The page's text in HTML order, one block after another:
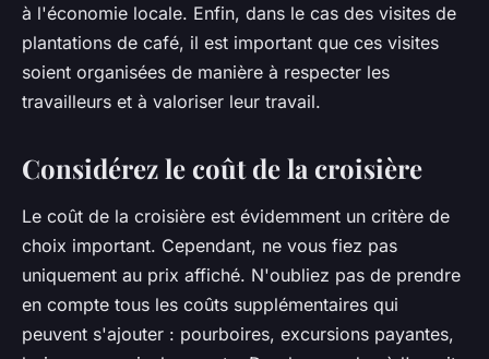
à l'économie locale. Enfin, dans le cas des visites de
plantations de café, il est important que ces visites
soient organisées de manière à respecter les
travailleurs et à valoriser leur travail.
Considérez le coût de la croisière
Le coût de la croisière est évidemment un critère de
choix important. Cependant, ne vous fiez pas
uniquement au prix affiché. N'oubliez pas de prendre
en compte tous les coûts supplémentaires qui
peuvent s'ajouter : pourboires, excursions payantes,